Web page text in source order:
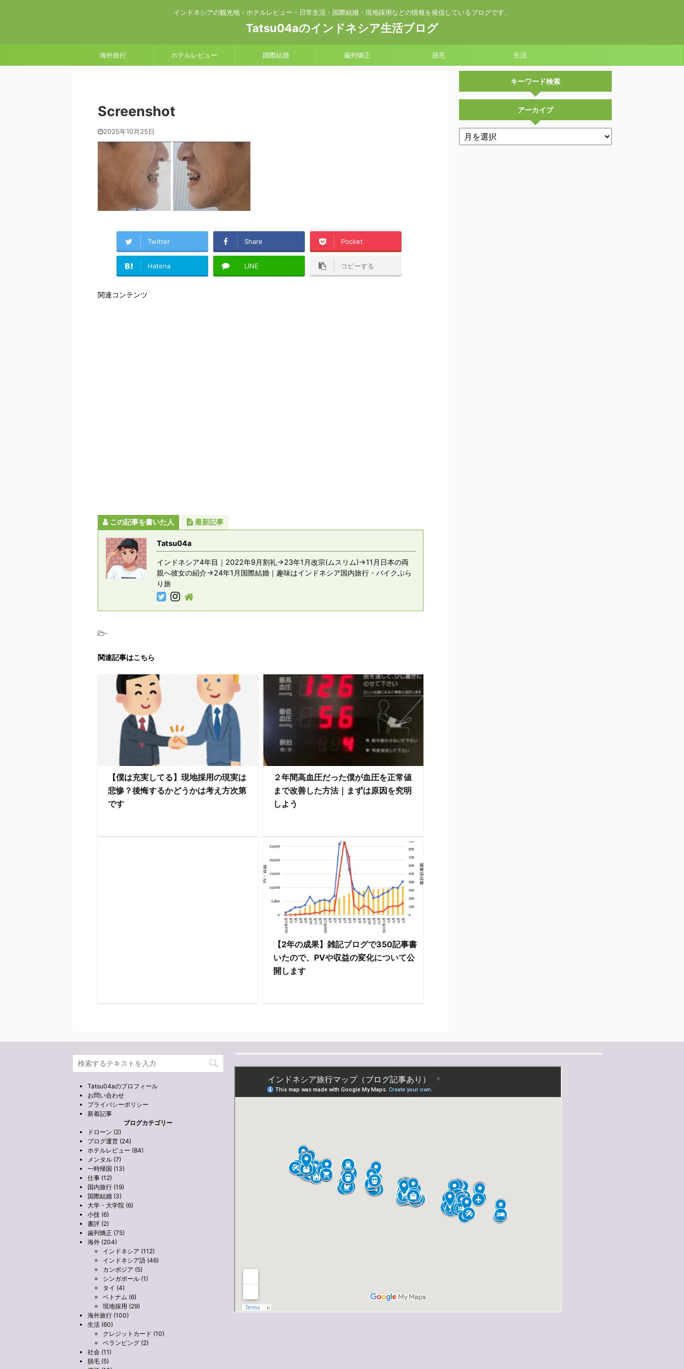
インドネシアの観光地・ホテルレビュー・日常生活・国際結婚・現地採用などの情報を発信しているブログです。
Tatsu04aのインドネシア生活ブログ
海外旅行 ホテルレビュー 国際結婚 歯列矯正 脱毛 生活
Screenshot
2025年10月25日
Twitter Share Pocket
Hatena LINE コピーする
関連コンテンツ
この記事を書いた人 最新記事
Tatsu04a
インドネシア4年目｜2022年9月割礼→23年1月改宗(ムスリム)→11月日本の両
親へ彼女の紹介→24年1月国際結婚｜趣味はインドネシア国内旅行・バイクぶら
り旅
-
関連記事はこちら
【僕は充実してる】現地採用の現実は
悲惨？後悔するかどうかは考え方次第
です
２年間高血圧だった僕が血圧を正常値
まで改善した方法｜まずは原因を究明
しよう
【2年の成果】雑記ブログで350記事書
いたので、PVや収益の変化について公
開します
キーワード検索
アーカイブ
Tatsu04aのプロフィール
お問い合わせ
プライバシーポリシー
新着記事
ブログカテゴリー
ドローン (2)
ブログ運営 (24)
ホテルレビュー (84)
メンタル (7)
一時帰国 (13)
仕事 (12)
国内旅行 (19)
国際結婚 (3)
大学・大学院 (6)
小技 (6)
書評 (2)
歯列矯正 (75)
海外 (204)
インドネシア (112)
インドネシア語 (46)
カンボジア (5)
シンガポール (1)
タイ (4)
ベトナム (6)
現地採用 (29)
海外旅行 (100)
生活 (60)
クレジットカード (10)
ベランピング (2)
社会 (11)
脱毛 (5)